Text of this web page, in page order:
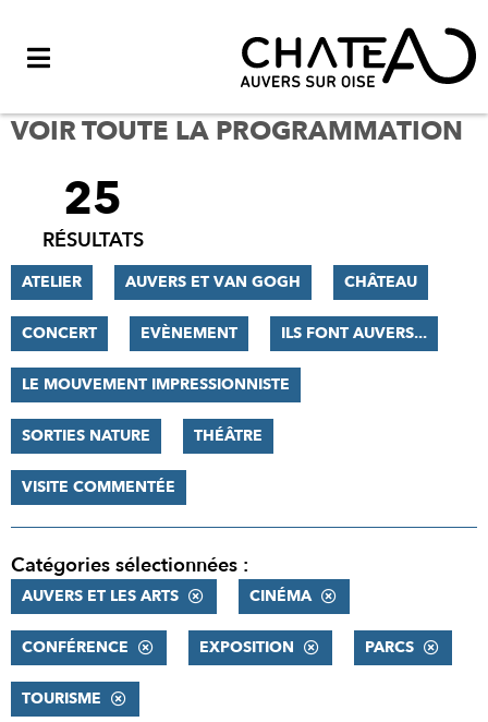
VOIR TOUTE LA PROGRAMMATION
FILTRER
RÉSULTATS
25
RÉSULTATS
ATELIER AUVERS ET VAN GOGH CHÂTEAU
CONCERT EVÈNEMENT ILS FONT AUVERS...
LE MOUVEMENT IMPRESSIONNISTE
SORTIES NATURE THÉÂTRE
VISITE COMMENTÉE
Catégories sélectionnées :
AUVERS ET LES ARTS CINÉMA
CONFÉRENCE EXPOSITION PARCS
TOURISME